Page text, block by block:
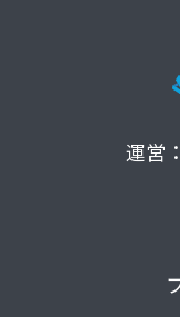
運営